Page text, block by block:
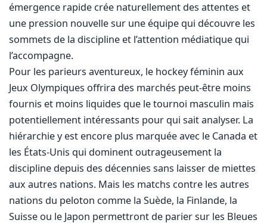
émergence rapide crée naturellement des attentes et
une pression nouvelle sur une équipe qui découvre les
sommets de la discipline et l’attention médiatique qui
l’accompagne.
Pour les parieurs aventureux, le hockey féminin aux
Jeux Olympiques offrira des marchés peut-être moins
fournis et moins liquides que le tournoi masculin mais
potentiellement intéressants pour qui sait analyser. La
hiérarchie y est encore plus marquée avec le Canada et
les États-Unis qui dominent outrageusement la
discipline depuis des décennies sans laisser de miettes
aux autres nations. Mais les matchs contre les autres
nations du peloton comme la Suède, la Finlande, la
Suisse ou le Japon permettront de parier sur les Bleues